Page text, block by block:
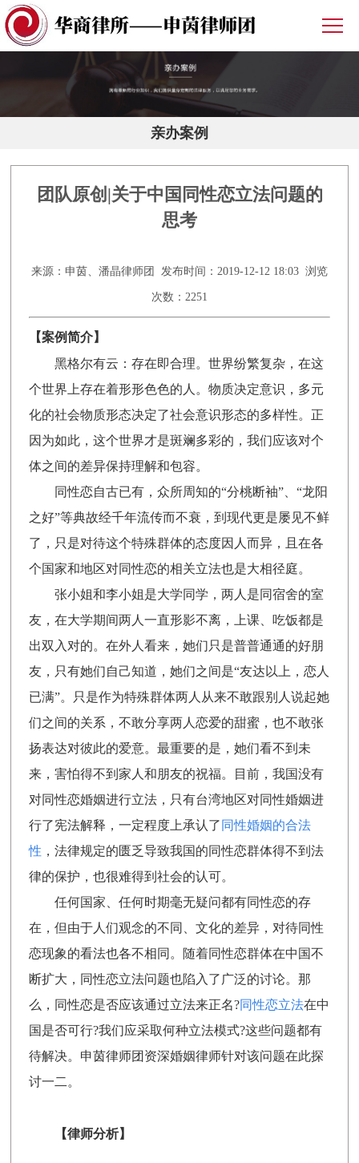
亲办案例
团队原创|关于中国同性恋立法问题的
思考
来源：申茵、潘晶律师团 发布时间：2019-12-12 18:03 浏览
次数：2251
【案例简介】
黑格尔有云：存在即合理。世界纷繁复杂，在这
个世界上存在着形形色色的人。物质决定意识，多元
化的社会物质形态决定了社会意识形态的多样性。正
因为如此，这个世界才是斑斓多彩的，我们应该对个
体之间的差异保持理解和包容。
同性恋自古已有，众所周知的“分桃断袖”、“龙阳
之好”等典故经千年流传而不衰，到现代更是屡见不鲜
了，只是对待这个特殊群体的态度因人而异，且在各
个国家和地区对同性恋的相关立法也是大相径庭。
张小姐和李小姐是大学同学，两人是同宿舍的室
友，在大学期间两人一直形影不离，上课、吃饭都是
出双入对的。在外人看来，她们只是普普通通的好朋
友，只有她们自己知道，她们之间是“友达以上，恋人
已满”。只是作为特殊群体两人从来不敢跟别人说起她
们之间的关系，不敢分享两人恋爱的甜蜜，也不敢张
扬表达对彼此的爱意。最重要的是，她们看不到未
来，害怕得不到家人和朋友的祝福。目前，我国没有
对同性恋婚姻进行立法，只有台湾地区对同性婚姻进
行了宪法解释，一定程度上承认了 同性婚姻的合法
性 ，法律规定的匮乏导致我国的同性恋群体得不到法
律的保护，也很难得到社会的认可。
任何国家、任何时期毫无疑问都有同性恋的存
在，但由于人们观念的不同、文化的差异，对待同性
恋现象的看法也各不相同。随着同性恋群体在中国不
断扩大，同性恋立法问题也陷入了广泛的讨论。那
么，同性恋是否应该通过立法来正名?同性恋立法在中
国是否可行?我们应采取何种立法模式?这些问题都有
待解决。申茵律师团资深婚姻律师针对该问题在此探
讨一二。
【律师分析】